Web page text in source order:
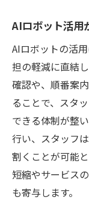
地域全
医療
患者支援を
医療
服薬
患者の
障が
人に
医療DX
AIロボット活用
AIロボットの活
担の軽減に直結
確認や、順番案
ることで、スタ
できる体制が整
行い、スタッフ
割くことが可能
短縮やサービス
も寄与します。